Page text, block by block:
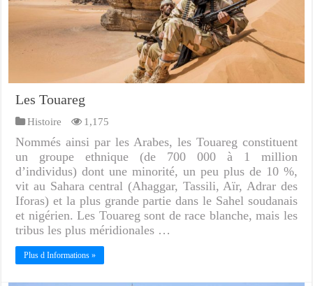
Les Touareg
Histoire 1,175
Nommés ainsi par les Arabes, les Touareg constituent
un groupe ethnique (de 700 000 à 1 million
d’individus) dont une minorité, un peu plus de 10 %,
vit au Sahara central (Ahaggar, Tassili, Aïr, Adrar des
Iforas) et la plus grande partie dans le Sahel soudanais
et nigérien. Les Touareg sont de race blanche, mais les
tribus les plus méridionales …
Plus d Informations »